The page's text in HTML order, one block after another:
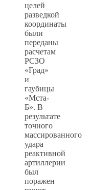
целей
разведкой
координаты
были
переданы
расчетам
РСЗО
«Град»
и
гаубицы
«Мста-
Б». В
результате
точного
массированного
удара
реактивной
артиллерии
был
поражен